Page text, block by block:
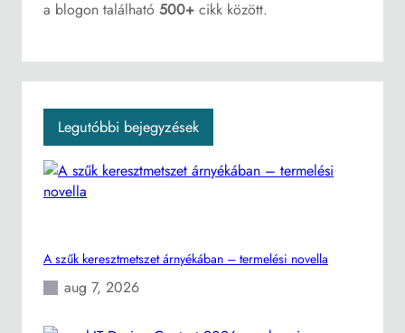
h
a blogon található 500+ cikk között.
Legutóbbi bejegyzések
A szűk keresztmetszet árnyékában – termelési novella
aug 7, 2026